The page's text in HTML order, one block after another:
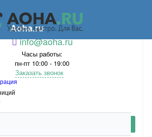
Aoha.ru
info@aoha.ru
Часы работы:
пн-пт 10:00 - 19:00
Заказать звонок